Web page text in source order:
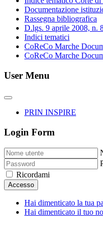
Documentazione
Rassegna bibliografica
D.lgs. 9 aprile 2008, n.
Indici tematici
CoReCo Marche
CoReCo Marche
User Menu
PRIN INSPIRE
Login Form
Ricordami
Accesso
Hai dimenticato la tua
Hai dimenticato il tuo